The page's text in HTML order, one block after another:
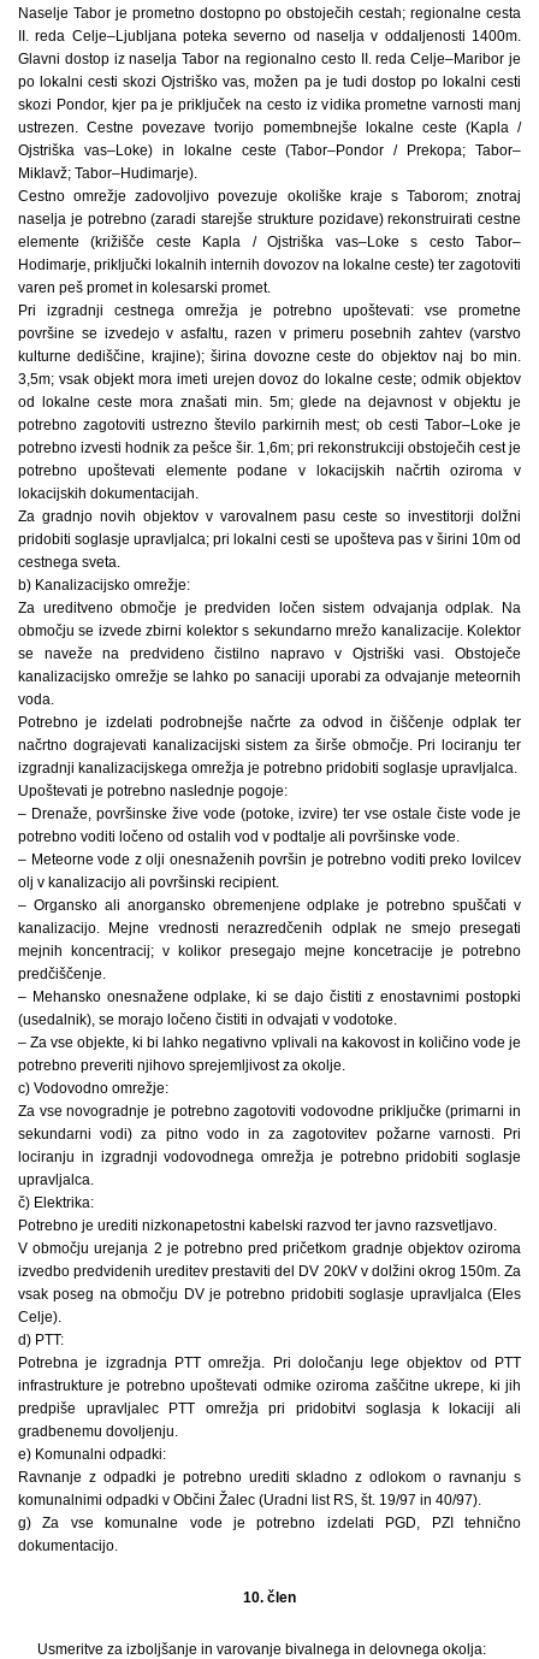
Naselje Tabor je prometno dostopno po obstoječih cestah; regionalne cesta
II. reda Celje–Ljubljana poteka severno od naselja v oddaljenosti 1400m.
Glavni dostop iz naselja Tabor na regionalno cesto II. reda Celje–Maribor je
po lokalni cesti skozi Ojstriško vas, možen pa je tudi dostop po lokalni cesti
skozi Pondor, kjer pa je priključek na cesto iz vidika prometne varnosti manj
ustrezen. Cestne povezave tvorijo pomembnejše lokalne ceste (Kapla /
Ojstriška vas–Loke) in lokalne ceste (Tabor–Pondor / Prekopa; Tabor–
Miklavž; Tabor–Hudimarje).
Cestno omrežje zadovoljivo povezuje okoliške kraje s Taborom; znotraj
naselja je potrebno (zaradi starejše strukture pozidave) rekonstruirati cestne
elemente (križišče ceste Kapla / Ojstriška vas–Loke s cesto Tabor–
Hodimarje, priključki lokalnih internih dovozov na lokalne ceste) ter zagotoviti
varen peš promet in kolesarski promet.
Pri izgradnji cestnega omrežja je potrebno upoštevati: vse prometne
površine se izvedejo v asfaltu, razen v primeru posebnih zahtev (varstvo
kulturne dediščine, krajine); širina dovozne ceste do objektov naj bo min.
3,5m; vsak objekt mora imeti urejen dovoz do lokalne ceste; odmik objektov
od lokalne ceste mora znašati min. 5m; glede na dejavnost v objektu je
potrebno zagotoviti ustrezno število parkirnih mest; ob cesti Tabor–Loke je
potrebno izvesti hodnik za pešce šir. 1,6m; pri rekonstrukciji obstoječih cest je
potrebno upoštevati elemente podane v lokacijskih načrtih oziroma v
lokacijskih dokumentacijah.
Za gradnjo novih objektov v varovalnem pasu ceste so investitorji dolžni
pridobiti soglasje upravljalca; pri lokalni cesti se upošteva pas v širini 10m od
cestnega sveta.
b) Kanalizacijsko omrežje:
Za ureditveno območje je predviden ločen sistem odvajanja odplak. Na
območju se izvede zbirni kolektor s sekundarno mrežo kanalizacije. Kolektor
se naveže na predvideno čistilno napravo v Ojstriški vasi. Obstoječe
kanalizacijsko omrežje se lahko po sanaciji uporabi za odvajanje meteornih
voda.
Potrebno je izdelati podrobnejše načrte za odvod in čiščenje odplak ter
načrtno dograjevati kanalizacijski sistem za širše območje. Pri lociranju ter
izgradnji kanalizacijskega omrežja je potrebno pridobiti soglasje upravljalca.
Upoštevati je potrebno naslednje pogoje:
– Drenaže, površinske žive vode (potoke, izvire) ter vse ostale čiste vode je
potrebno voditi ločeno od ostalih vod v podtalje ali površinske vode.
– Meteorne vode z olji onesnaženih površin je potrebno voditi preko lovilcev
olj v kanalizacijo ali površinski recipient.
– Organsko ali anorgansko obremenjene odplake je potrebno spuščati v
kanalizacijo. Mejne vrednosti nerazredčenih odplak ne smejo presegati
mejnih koncentracij; v kolikor presegajo mejne koncetracije je potrebno
predčiščenje.
– Mehansko onesnažene odplake, ki se dajo čistiti z enostavnimi postopki
(usedalnik), se morajo ločeno čistiti in odvajati v vodotoke.
– Za vse objekte, ki bi lahko negativno vplivali na kakovost in količino vode je
potrebno preveriti njihovo sprejemljivost za okolje.
c) Vodovodno omrežje:
Za vse novogradnje je potrebno zagotoviti vodovodne priključke (primarni in
sekundarni vodi) za pitno vodo in za zagotovitev požarne varnosti. Pri
lociranju in izgradnji vodovodnega omrežja je potrebno pridobiti soglasje
upravljalca.
č) Elektrika:
Potrebno je urediti nizkonapetostni kabelski razvod ter javno razsvetljavo.
V območju urejanja 2 je potrebno pred pričetkom gradnje objektov oziroma
izvedbo predvidenih ureditev prestaviti del DV 20kV v dolžini okrog 150m. Za
vsak poseg na območju DV je potrebno pridobiti soglasje upravljalca (Eles
Celje).
d) PTT:
Potrebna je izgradnja PTT omrežja. Pri določanju lege objektov od PTT
infrastrukture je potrebno upoštevati odmike oziroma zaščitne ukrepe, ki jih
predpiše upravljalec PTT omrežja pri pridobitvi soglasja k lokaciji ali
gradbenemu dovoljenju.
e) Komunalni odpadki:
Ravnanje z odpadki je potrebno urediti skladno z odlokom o ravnanju s
komunalnimi odpadki v Občini Žalec (Uradni list RS, št. 19/97 in 40/97).
g) Za vse komunalne vode je potrebno izdelati PGD, PZI tehnično
dokumentacijo.
10. člen
Usmeritve za izboljšanje in varovanje bivalnega in delovnega okolja: